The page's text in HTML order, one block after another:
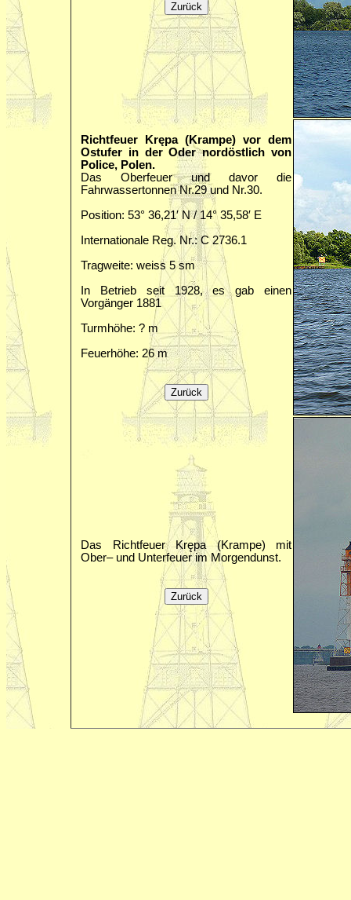
Richtfeuer Krępa (Krampe) vor dem
Ostufer in der Oder nordöstlich von
Police, Polen.
Das Oberfeuer und davor die
Fahrwassertonnen Nr.29 und Nr.30.
Position: 53° 36,21′ N / 14° 35,58′ E
Internationale Reg. Nr.: C 2736.1
Tragweite: weiss 5 sm
In Betrieb seit 1928, es gab einen
Vorgänger 1881
Turmhöhe: ? m
Feuerhöhe: 26 m
Das Richtfeuer Krępa (Krampe) mit
Ober– und Unterfeuer im Morgendunst.